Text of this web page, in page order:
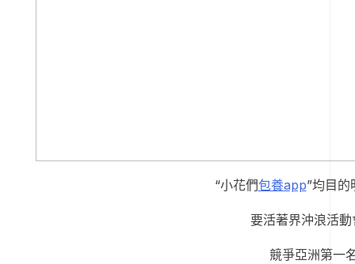
“小花們包養app”均目的
要活著界沖浪活動
競爭亞洲第一